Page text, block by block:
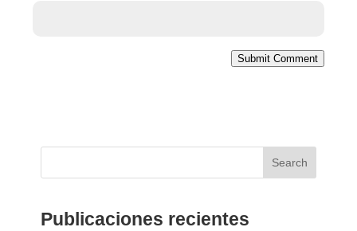
Submit Comment
Search
Publicaciones recientes